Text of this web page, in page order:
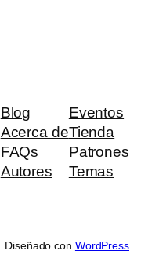
Blog
Acerca de
FAQs
Autores
Eventos
Tienda
Patrones
Temas
Diseñado con WordPress